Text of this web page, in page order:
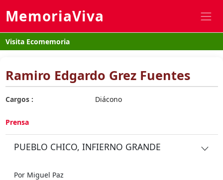
MemoriaViva
Visita Ecomemoria
Ramiro Edgardo Grez Fuentes
Cargos : Diácono
Prensa
PUEBLO CHICO, INFIERNO GRANDE
Por Miguel Paz